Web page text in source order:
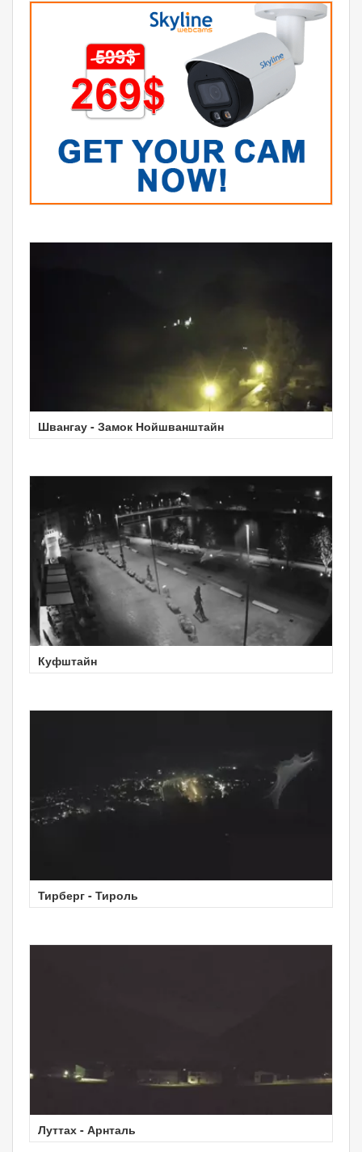
Швангау - Замок Нойшванштайн
Куфштайн
Тирберг - Тироль
Луттах - Арнталь